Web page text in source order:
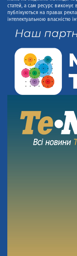
статей, а сам ресурс виконує
публікуються на правах
інтелектуальною власністю